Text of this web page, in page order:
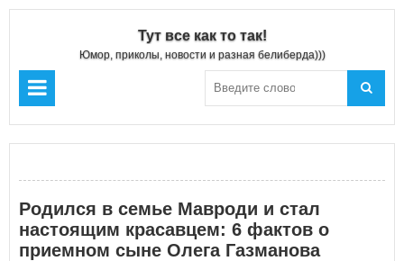
Тут все как то так!
Юмор, приколы, новости и разная белиберда)))
Родился в семье Мавроди и стал
настоящим красавцем: 6 фактов о
приемном сыне Олега Газманова